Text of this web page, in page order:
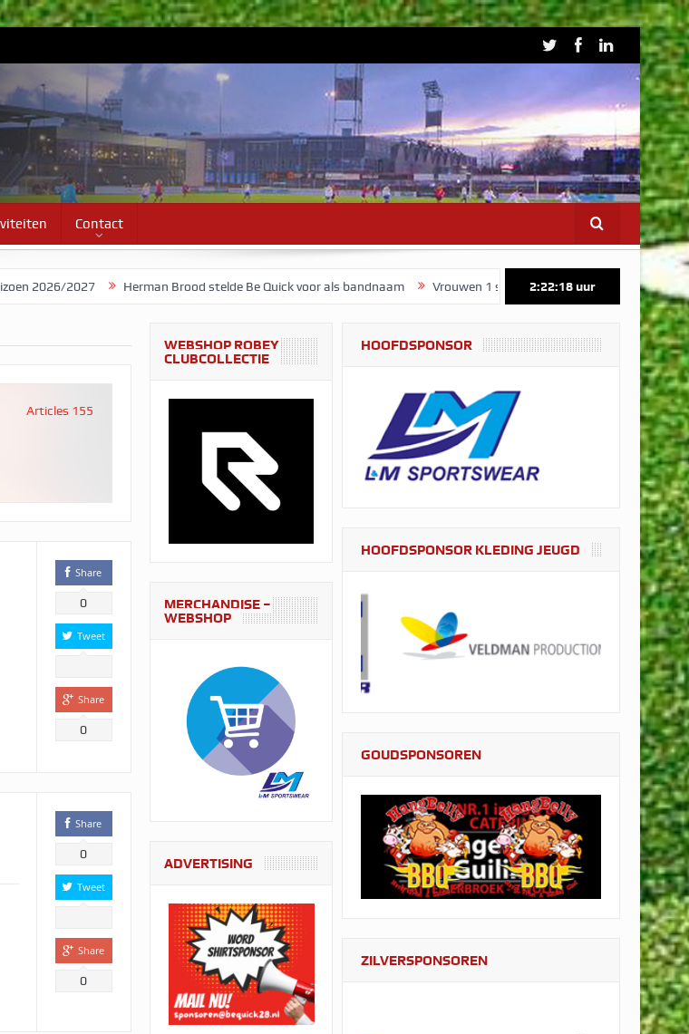
Contact
Herman Brood stelde Be Quick voor als bandnaam Vrouwen 1 start voorbereiding op maandag 3 augustus
2:22:19uur
Articles 155
Share
0
Tweet
Share
0
Share
0
Tweet
Share
0
WEBSHOP ROBEY
CLUBCOLLECTIE
MERCHANDISE –
WEBSHOP
ADVERTISING
HOOFDSPONSOR
HOOFDSPONSOR KLEDING JEUGD
GOUDSPONSOREN
ZILVERSPONSOREN